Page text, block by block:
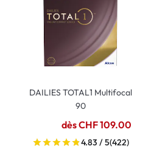
DAILIES TOTAL1 Multifocal
90
dès CHF 109.00
4.83 / 5(422)